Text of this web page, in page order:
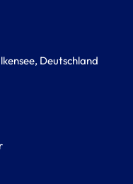
Deutschland